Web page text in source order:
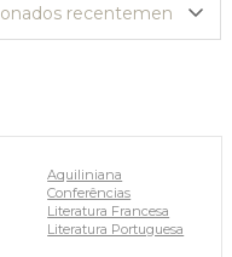
Aquiliniana
Conferências
Literatura Francesa
Literatura Portuguesa